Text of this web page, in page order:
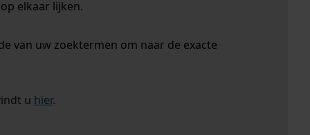
elkaar lijken.
van uw zoektermen om naar de exacte
u hier.